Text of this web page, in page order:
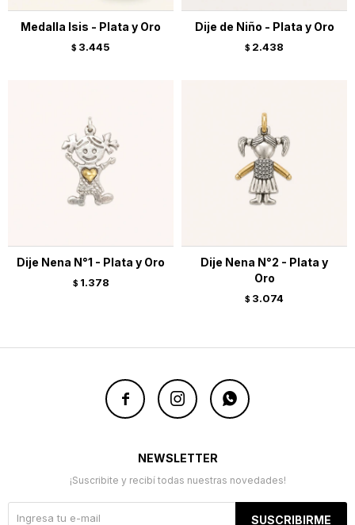
Medalla Isis - Plata y Oro
$ 3.445
Dije de Niño - Plata y Oro
$ 2.438
Dije Nena N°1 - Plata y Oro
$ 1.378
Dije Nena N°2 - Plata y
Oro
$ 3.074
  
NEWSLETTER
¡Suscribite y recibí todas nuestras novedades!
SUSCRIBIRME